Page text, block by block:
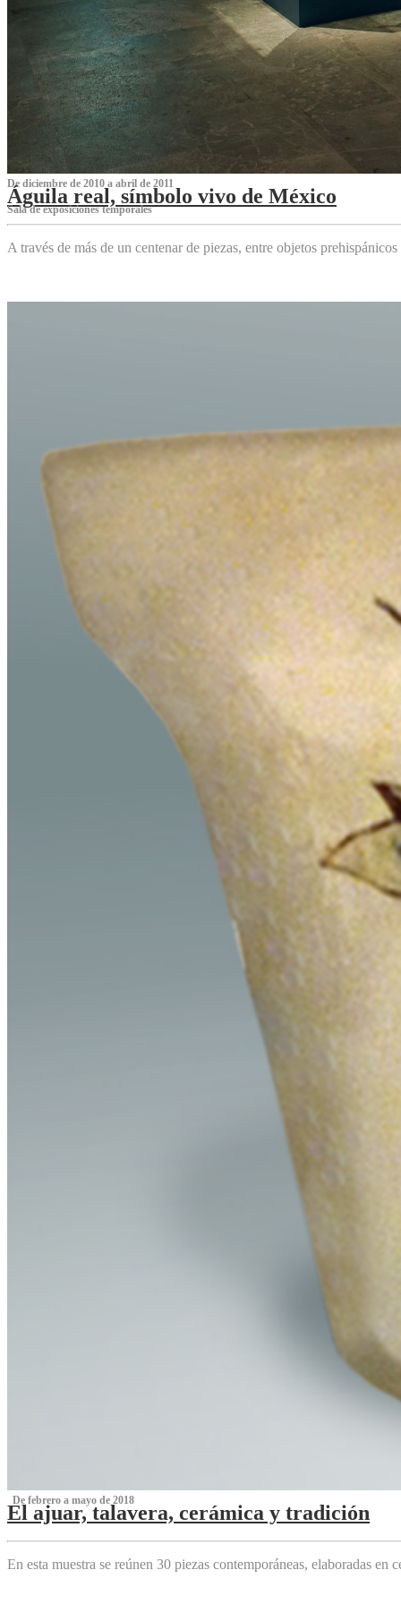
De diciembre de 2010 a abril de 2011
Águila real, símbolo vivo de México
Sala de exposiciones temporales
A través de más de un centenar de piezas, entre objetos
‌ De febrero a mayo de 2018
El ajuar, talavera, cerámica y tradición
‌
En esta muestra se reúnen 30 piezas contemporáneas, elaboradas